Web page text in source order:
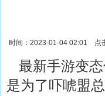
时间：2023-01-04 02:01 点
最新手游变态
是为了吓唬盟